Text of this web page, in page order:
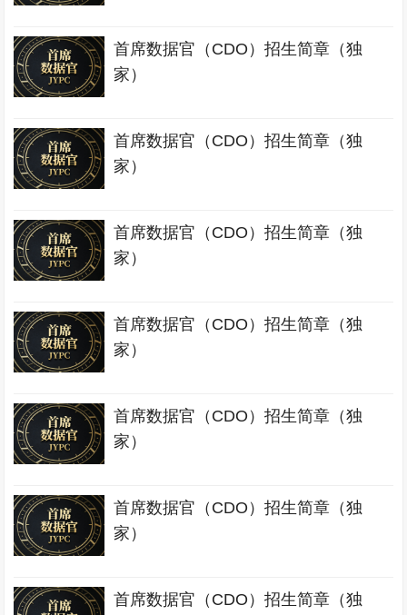
首席数据官（CDO）招生简章（独
家）
首席数据官（CDO）招生简章（独
家）
首席数据官（CDO）招生简章（独
家）
首席数据官（CDO）招生简章（独
家）
首席数据官（CDO）招生简章（独
家）
首席数据官（CDO）招生简章（独
家）
首席数据官（CDO）招生简章（独